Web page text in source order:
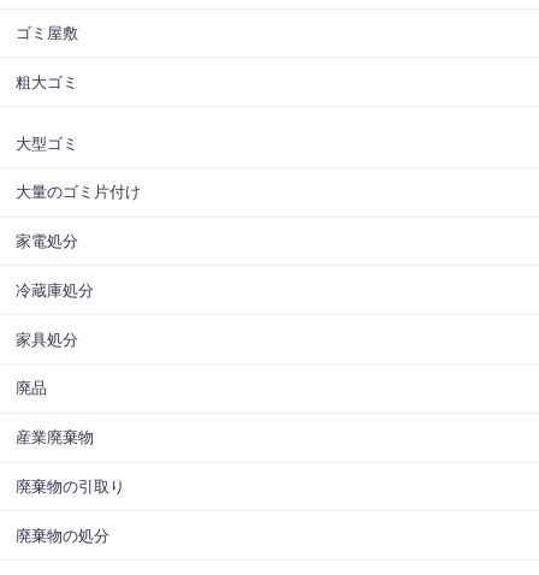
ゴミ屋敷
粗大ゴミ
大型ゴミ
大量のゴミ片付け
家電処分
冷蔵庫処分
家具処分
廃品
産業廃棄物
廃棄物の引取り
廃棄物の処分